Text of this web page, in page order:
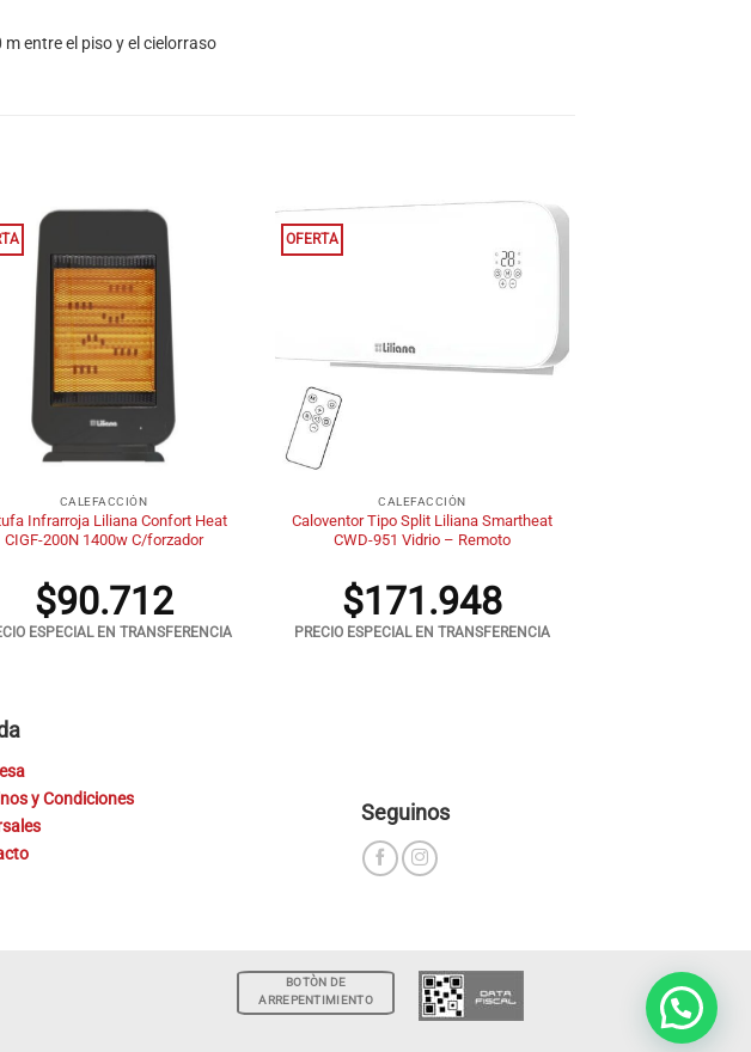
entre el piso y el cielorraso
CALEFACCIÓN
Infrarroja Liliana Confort Heat
CIGF-200N 1400w C/forzador
$90.712
ESPECIAL EN TRANSFERENCIA
OFERTA
+
CALEFACCIÓN
Caloventor Tipo Split Liliana Smartheat
CWD-951 Vidrio – Remoto
$171.948
PRECIO ESPECIAL EN TRANSFERENCIA
y Condiciones
Seguinos
BOTÒN DE
ARREPENTIMIENTO